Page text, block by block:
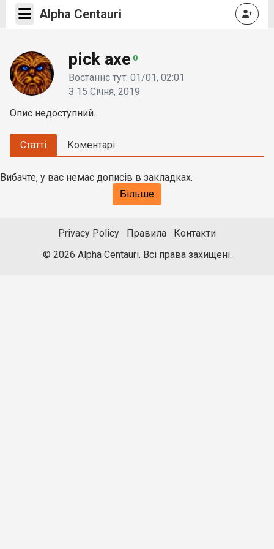
Alpha Centauri
pick axe 0
Востаннє тут: 01/01, 02:01
З 15 Січня, 2019
Опис недоступний.
Статті Коментарі
Вибачте, у вас немає дописів в закладках.
Більше
Privacy Policy Правила
Контакти
© 2026 Alpha Centauri. Всі права захищені.